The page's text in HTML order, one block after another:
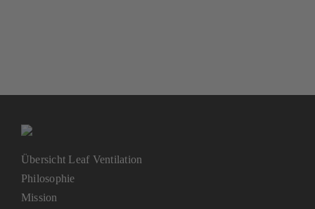
Übersicht Leaf Ventilation
Philosophie
Mission